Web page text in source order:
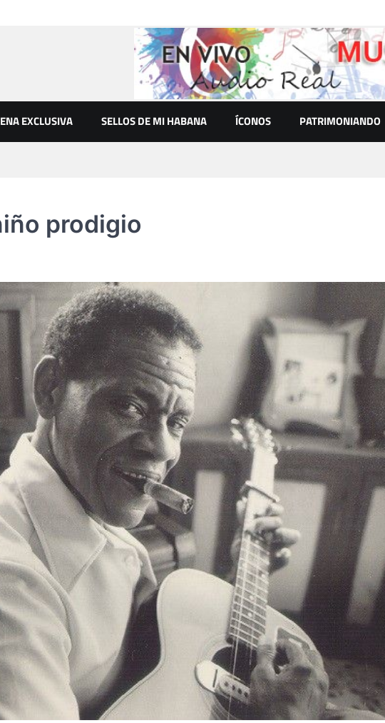
EXCLUSIVA SELLOS DE MI HABANA ÍCONOS PATRIMONIANDO
prodigio